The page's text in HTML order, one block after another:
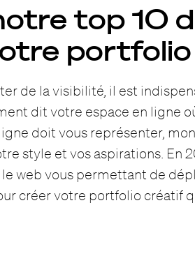
top 10
de la visibilité, il est
dit votre espace en ligne
doit vous représenter,
style et vos aspirations. En
web vous permettant de
créer votre portfolio créatif